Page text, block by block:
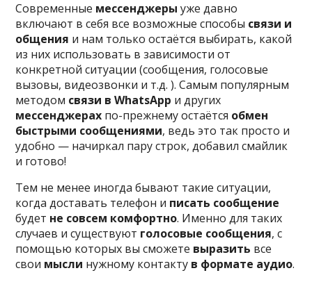
Современные мессенджеры уже давно
включают в себя все возможные способы связи и
общения и нам только остаётся выбирать, какой
из них использовать в зависимости от
конкретной ситуации (сообщения, голосовые
вызовы, видеозвонки и т.д. ). Самым популярным
методом связи в WhatsApp и других
мессенджерах по-прежнему остаётся обмен
быстрыми сообщениями, ведь это так просто и
удобно — начиркал пару строк, добавил смайлик
и готово!
Тем не менее иногда бывают такие ситуации,
когда доставать телефон и писать сообщение
будет не совсем комфортно. Именно для таких
случаев и существуют голосовые сообщения, с
помощью которых вы сможете выразить все
свои мысли нужному контакту в формате аудио.